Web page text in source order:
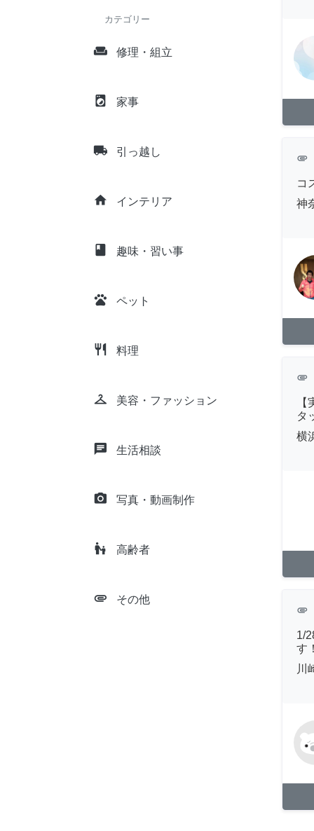
カテゴリー
weekend 修理・組立
local_laundry_service 家事
local_shipping 引っ越し
home インテリア
class 趣味・習い事
pets ペット
restaurant 料理
checkroom 美容・ファッション
chat 生活相談
camera_alt 写真・動画制作
escalator_warning 高齢者
attachment その他
attachment
コ
神
attachment
タ
横
attachment
1/
す
川